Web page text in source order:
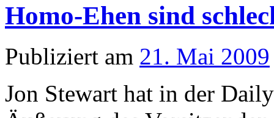
Homo-Ehen sind
Publiziert am 21. Mai 2009
Jon Stewart hat in der